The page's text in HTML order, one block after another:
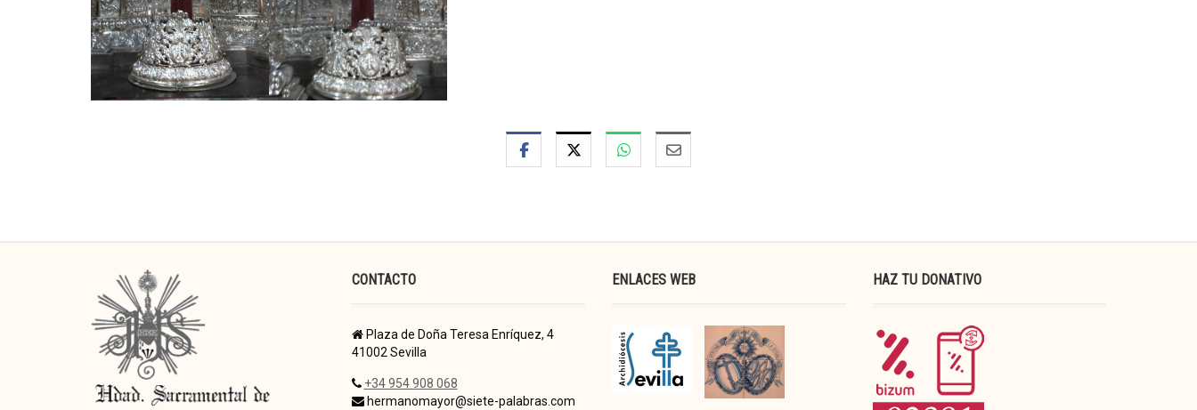
CONTACTO
Plaza de Doña Teresa Enríquez, 4
41002 Sevilla
+34 954 908 068
hermanomayor@siete-palabras.com
ENLACES WEB HAZ TU DONATIVO